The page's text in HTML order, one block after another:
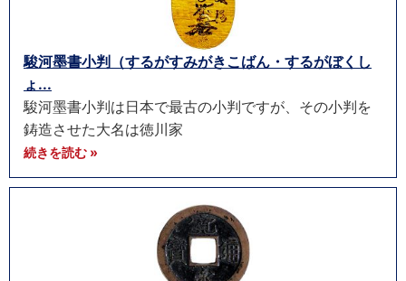
駿河墨書小判（するがすみがきこばん・するがぼくし
ょ...
駿河墨書小判は日本で最古の小判ですが、その小判を
鋳造させた大名は徳川家
続きを読む »